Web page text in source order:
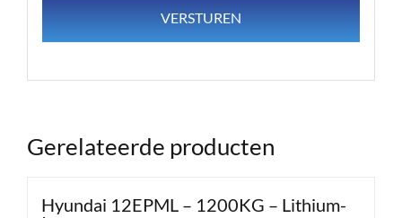
Gerelateerde producten
Hyundai 12EPML – 1200KG – Lithium-